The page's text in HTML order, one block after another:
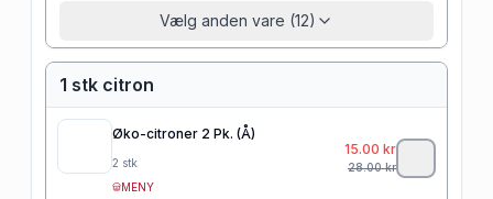
Vælg anden vare (12)
1 stk citron
Øko-citroner 2 Pk. (Å)
2 stk
MENY
15.00 kr
28.00kr